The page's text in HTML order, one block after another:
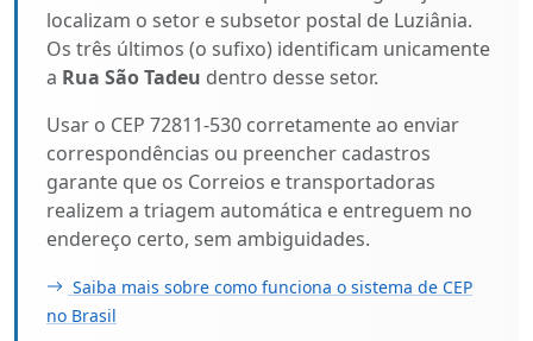
localizam o setor e subsetor postal de Luziânia.
Os três últimos (o sufixo) identificam unicamente
a Rua São Tadeu dentro desse setor.
Usar o CEP 72811-530 corretamente ao enviar
correspondências ou preencher cadastros
garante que os Correios e transportadoras
realizem a triagem automática e entreguem no
endereço certo, sem ambiguidades.
Saiba mais sobre como funciona o sistema de CEP
no Brasil